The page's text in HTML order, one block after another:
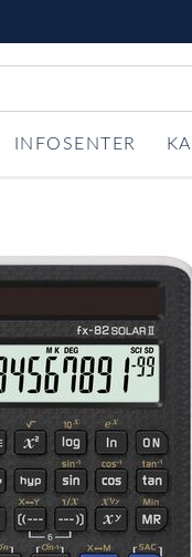
INFOSENTER